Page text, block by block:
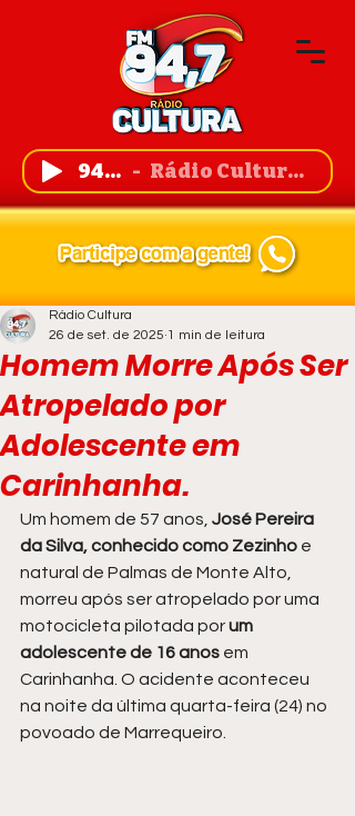
94,7 FM Rádio Cultura de Guanambi
Homem Morre Após Ser
Atropelado por
Adolescente em
Carinhanha.
Rádio Cultura
26 de set. de 2025 1 min de leitura
Um homem de 57 anos, José Pereira
da Silva, conhecido como Zezinho e
natural de Palmas de Monte Alto,
morreu após ser atropelado por uma
motocicleta pilotada por um
adolescente de 16 anos em
Carinhanha. O acidente aconteceu
na noite da última quarta-feira (24) no
povoado de Marrequeiro.